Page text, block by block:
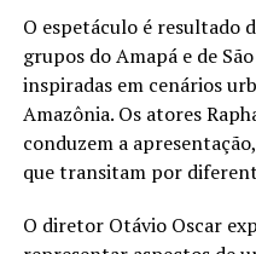
O espetáculo é resultado
grupos do Amapá e de
inspiradas em cenários
Amazônia. Os atores
conduzem a
que transitam por
O diretor Otávio Oscar